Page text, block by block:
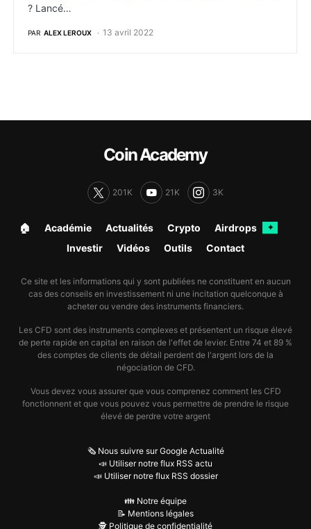
? Lancé…
PAR ALEX LEROUX 13 avril 2022
Coin Academy
201K 21K 3K
🏠︎ Académie Actualités Crypto Airdrops ✦
Investir Vidéos Outils Contact
Ce site et les informations qui y sont publiées ne constituent en aucun
cas des conseils en investissement ni une incitation quelconque à
acheter ou vendre des instruments financiers.
Les CFD sont des instruments complexes et présentent un risque élevé
de perte rapide en capital en raison de l'effet de levier. Entre 74 et 89 %
des comptes de clients de détail perdent de l'argent lors de la
négociation de CFD.
Vous devez vous assurer que vous comprenez comment les CFD
fonctionnent et que vous pouvez vous permettre de prendre le risque
élevé de perdre votre argent
🗞️ Nous suivre sur Google Actualité
📣 Utiliser notre flux RSS actu
📣 Utiliser notre flux RSS dossier
👪 Notre équipe
📝 Mentions légales
🕵️ Politique de confidentialité